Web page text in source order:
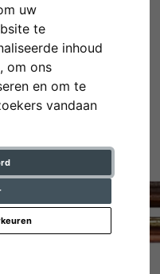
uw
te
inhoud
om ons
en om te
vandaan